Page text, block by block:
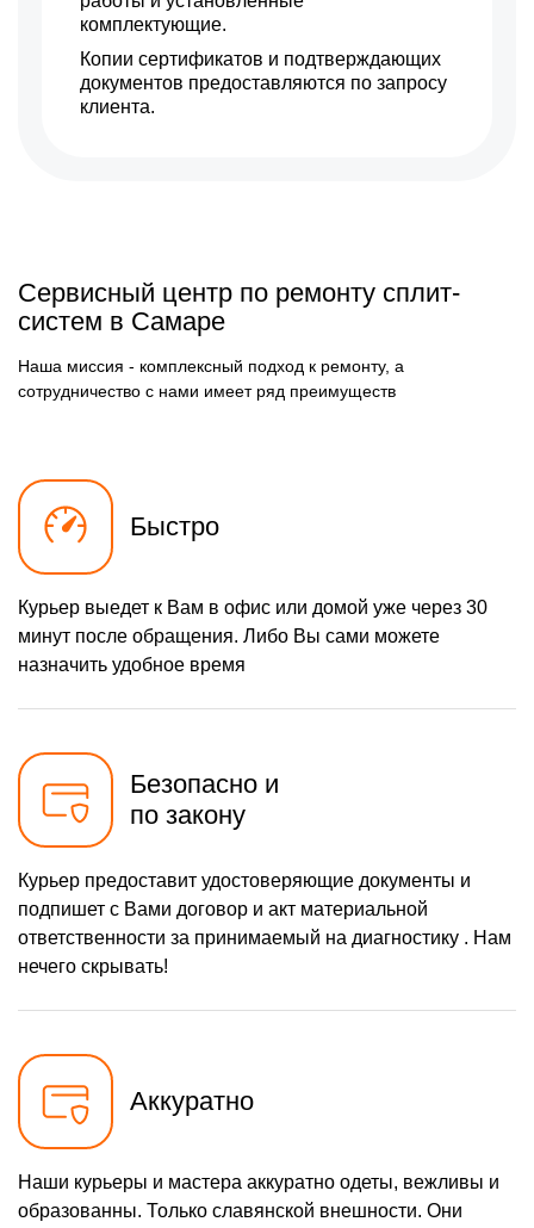
комплектующие.
Копии сертификатов и подтверждающих
документов предоставляются по запросу
клиента.
Сервисный центр по ремонту сплит-
систем в Самаре
Наша миссия - комплексный подход к ремонту, а
сотрудничество с нами имеет ряд преимуществ
Быстро
Курьер выедет к Вам в офис или домой уже через 30
минут после обращения. Либо Вы сами можете
назначить удобное время
Безопасно и
по закону
Курьер предоставит удостоверяющие документы и
подпишет с Вами договор и акт материальной
ответственности за принимаемый на диагностику . Нам
нечего скрывать!
Аккуратно
Наши курьеры и мастера аккуратно одеты, вежливы и
образованны. Только славянской внешности. Они